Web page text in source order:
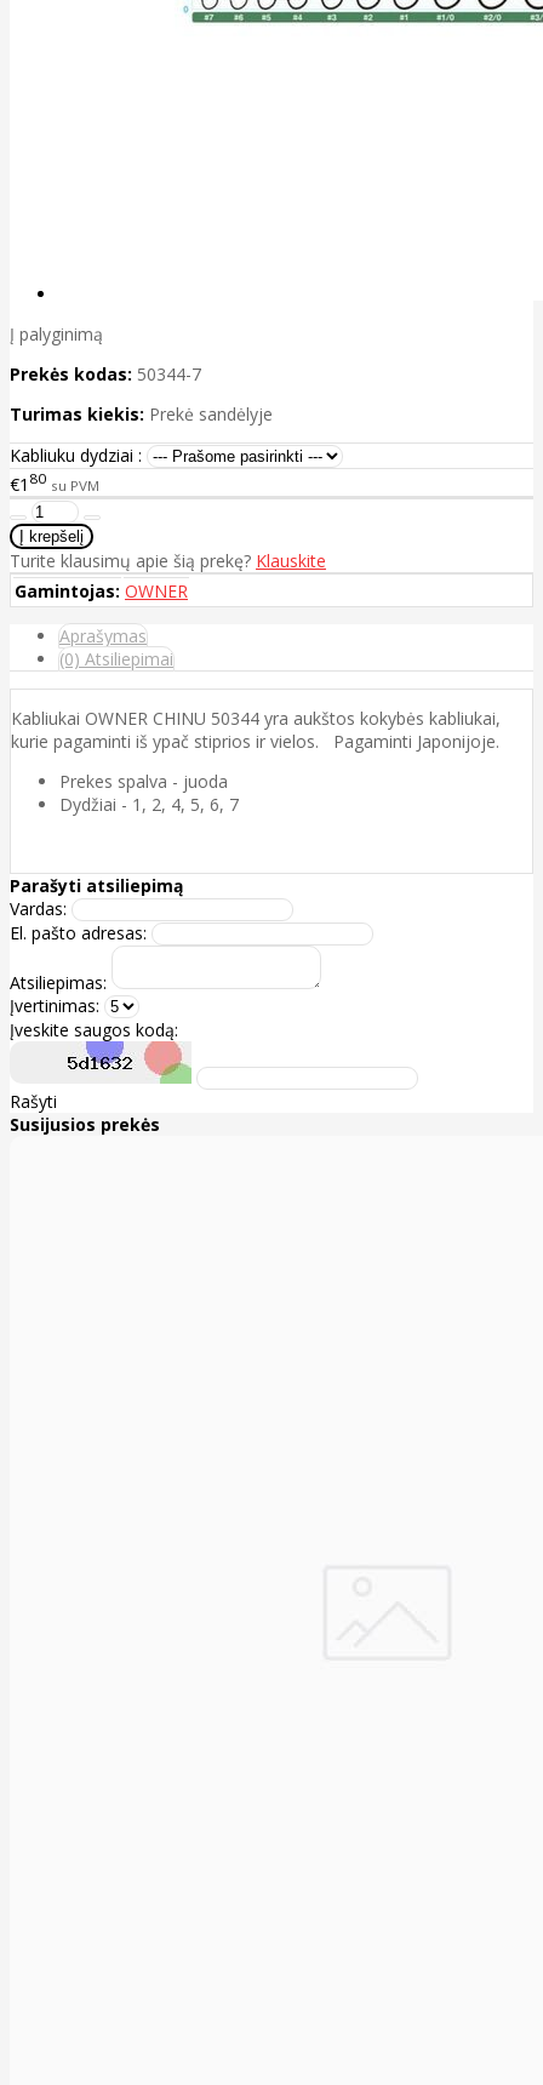
Į palyginimą
Prekės kodas: 50344-7
Turimas kiekis: Prekė sandėlyje
Kabliuku dydziai :
€1 80 su PVM
Turite klausimų apie šią prekę? Klauskite
Gamintojas: OWNER
Aprašymas
(0) Atsiliepimai
Kabliukai OWNER CHINU 50344 yra aukštos kokybės kabliukai,
kurie pagaminti iš ypač stiprios ir vielos. Pagaminti Japonijoje.
Prekes spalva - juoda
Dydžiai - 1, 2, 4, 5, 6, 7
Parašyti atsiliepimą
Vardas:
El. pašto adresas:
Atsiliepimas:
Įvertinimas:
Įveskite saugos kodą:
Rašyti
Susijusios prekės